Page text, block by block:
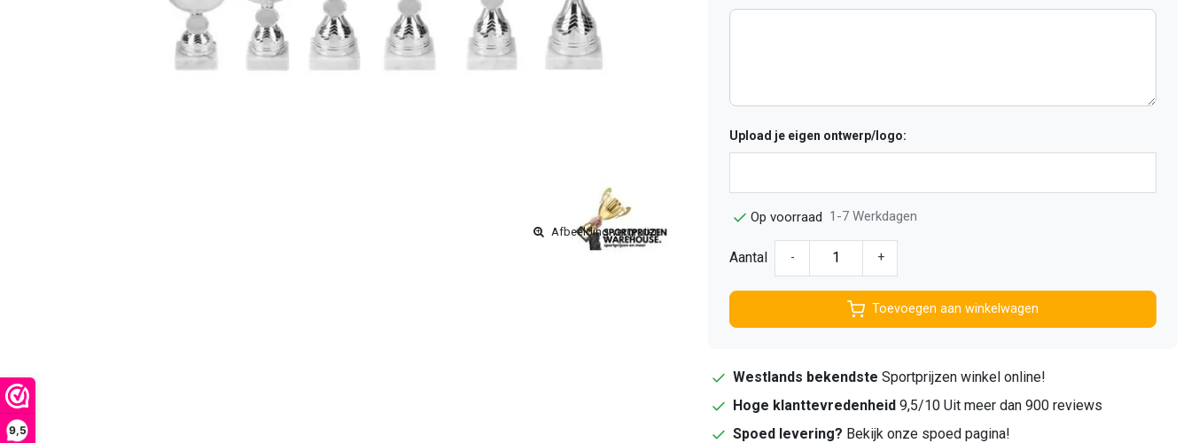
9,5
Afbeelding vergroten
Upload je eigen ontwerp/logo:
Op voorraad 1-7 Werkdagen
Aantal - +
Toevoegen aan winkelwagen
Westlands bekendste Sportprijzen winkel online!
Hoge klanttevredenheid 9,5/10 Uit meer dan 900 reviews
Spoed levering? Bekijk onze spoed pagina!